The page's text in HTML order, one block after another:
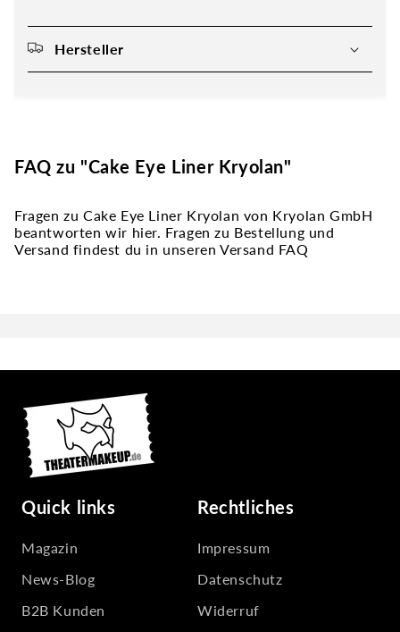
Hersteller
FAQ zu "Cake Eye Liner Kryolan"
Fragen zu Cake Eye Liner Kryolan von Kryolan GmbH
beantworten wir hier. Fragen zu Bestellung und
Versand findest du in unseren Versand FAQ
Quick links
Magazin
News-Blog
B2B Kunden
Rechtliches
Impressum
Datenschutz
Widerruf